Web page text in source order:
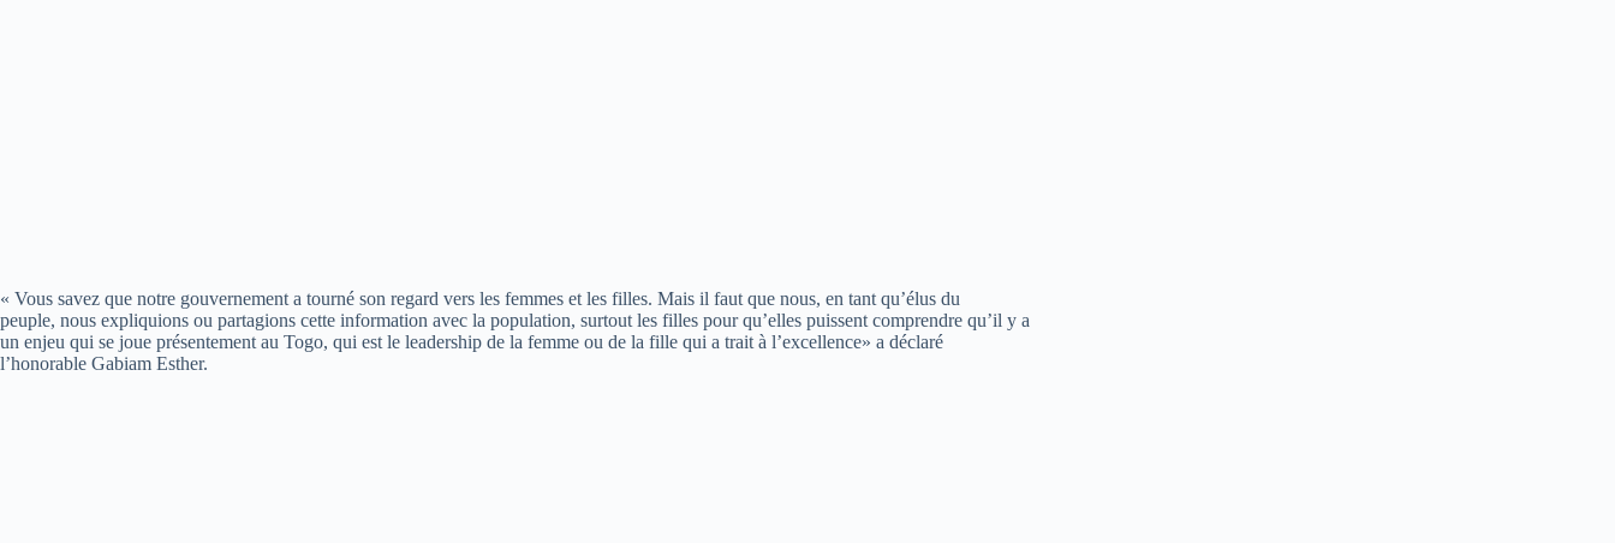
« Vous savez que notre gouvernement a tourné son regard vers les femmes et les filles. Mais il faut que nous, en tant qu’élus du
peuple, nous expliquions ou partagions cette information avec la population, surtout les filles pour qu’elles puissent comprendre qu’il y a
un enjeu qui se joue présentement au Togo, qui est le leadership de la femme ou de la fille qui a trait à l’excellence» a déclaré
l’honorable Gabiam Esther.